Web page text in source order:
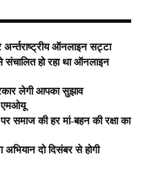
ऑनलाइन सट्टा
संचालित हो रहा था ऑनलाइन
लेगी आपका सुझाव
एमओयू
समाज की हर मां-बहन की रक्षा का
दो दिसंबर से होगी